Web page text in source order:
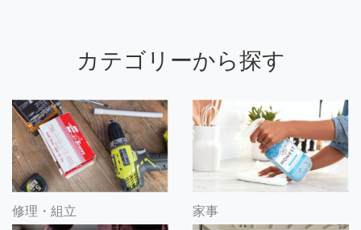
カテゴリーから探す
修理・組立 家事